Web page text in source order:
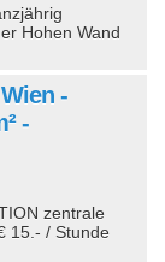
Hohen Wand
-
-
zentrale
15.- / Stunde